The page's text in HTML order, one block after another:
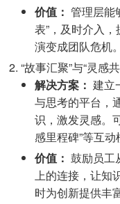
价值： 管理层能
表”，及时介入
演变成团队危机。
“故事汇聚”与“灵感
解决方案： 建立
与思考的平台，
识，激发灵感。
感里程碑”等互动
价值： 鼓励员工
上的连接，让
时为创新提供丰